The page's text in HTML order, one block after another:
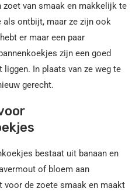
zoet van smaak en makkelijk te
als ontbijt, maar ze zijn ook
er maar een paar
zijn een goed
liggen. In plaats van ze weg te
gerecht.
bestaat uit banaan en
of bloem aan
voor de zoete smaak en maakt